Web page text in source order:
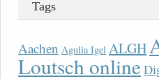
Tags
Aachen Agulia Igel ALGH
Loutsch online